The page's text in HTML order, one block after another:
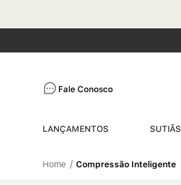
Fale Conosco
LANÇAMENTOS SUTIÃS
Compressão Inteligente